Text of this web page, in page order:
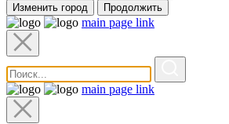
Изменить город Продолжить
main page link
main page link